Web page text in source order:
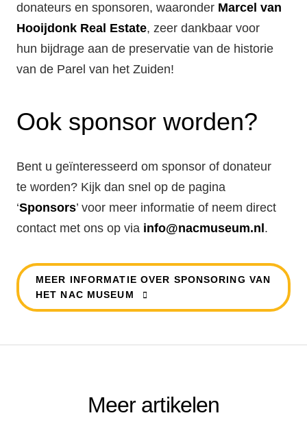
donateurs en sponsoren, waaronder Marcel van
Hooijdonk Real Estate, zeer dankbaar voor
hun bijdrage aan de preservatie van de historie
van de Parel van het Zuiden!
Ook sponsor worden?
Bent u geïnteresseerd om sponsor of donateur
te worden? Kijk dan snel op de pagina
‘Sponsors’ voor meer informatie of neem direct
contact met ons op via info@nacmuseum.nl .
MEER INFORMATIE OVER SPONSORING VAN
HET NAC MUSEUM
Meer artikelen